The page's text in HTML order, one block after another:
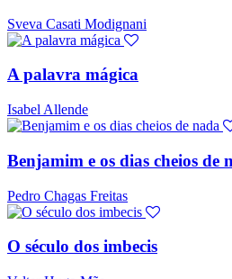
Sveva Casati Modignani
A palavra mágica
Isabel Allende
Benjamim e os dias cheios de
Pedro Chagas Freitas
O século dos imbecis